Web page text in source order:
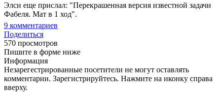
Элси еще прислал: "Перекрашенная версия известной задачи
Фабеля. Мат в 1 ход".
9 комментариев
Поделиться
570 просмотров
Пишите в форме ниже
Информация
Незарегестрированные посетители не могут оставлять
комментарии. Зарегистрируйтесь. Нажмите на иконку справа
вверху.